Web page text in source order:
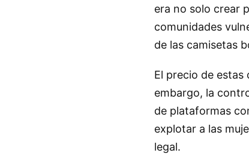
era no solo crear
comunidades
de las camisetas
El precio de estas
embargo, la
de plataformas
explotar a las
legal.